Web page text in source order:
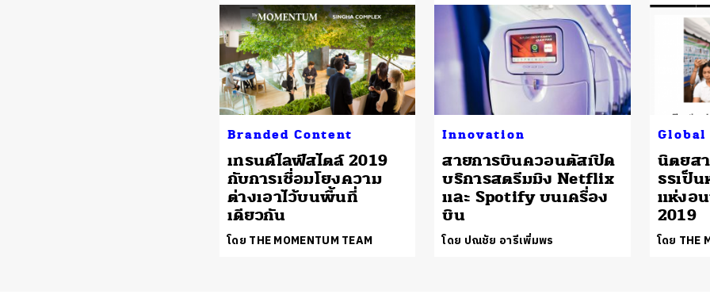
Branded Content
เทรนด์ไลฟ์สไตล์ 2019
กับการเชื่อมโยงความ
ต่างเอาไว้บนพื้นที่
เดียวกัน
โดย THE MOMENTUM TEAM
Innovation
สายการบินควอนตัสเปิด
บริการสตรีมมิง Netflix
และ Spotify บนเครื่อง
บิน
โดย ปณชัย อารีเพิ่มพร
นิตยส
ธรเป็
แห่งอ
2019
โดย THE